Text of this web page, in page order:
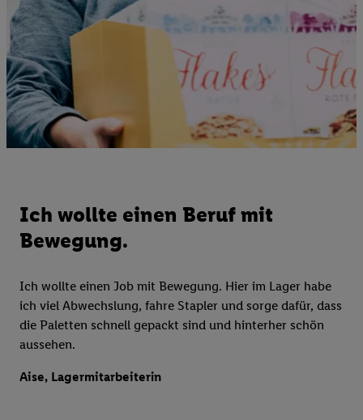
Ich wollte einen Beruf mit
Bewegung.
Ich wollte einen Job mit Bewegung. Hier im Lager habe
ich viel Abwechslung, fahre Stapler und sorge dafür, dass
die Paletten schnell gepackt sind und hinterher schön
aussehen.
Aise, Lagermitarbeiterin